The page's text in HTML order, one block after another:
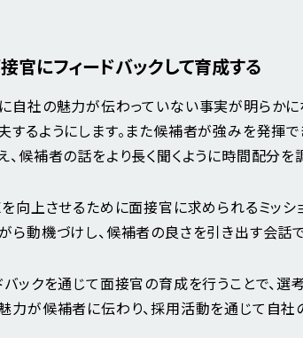
官にフィードバックして育成する
自社の魅力が伝わっていない事実が明らかに
するようにします。また候補者が強みを発揮
、候補者の話をより長く聞くように時間配分を
向上させるために面接官に求められるミッシ
ら動機づけし、候補者の良さを引き出す会話で
バックを通じて面接官の育成を行うことで、
力が候補者に伝わり、採用活動を通じて自社